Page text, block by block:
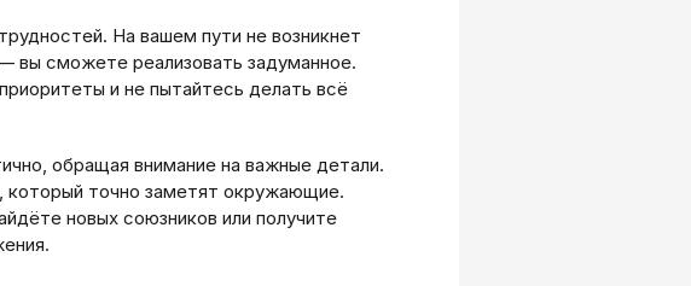
На вашем пути не возникнет
вы сможете реализовать задуманное.
и не пытайтесь делать всё
обращая внимание на важные детали.
который точно заметят окружающие.
новых союзников или получите